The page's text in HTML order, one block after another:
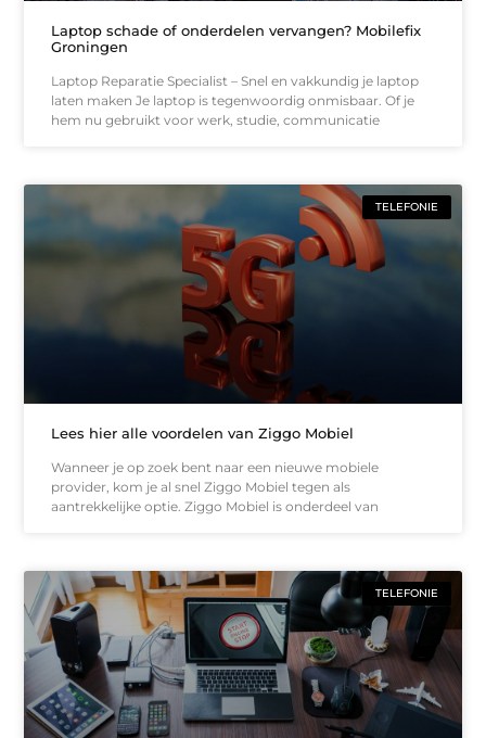
Laptop schade of onderdelen vervangen? Mobilefix
Groningen
Laptop Reparatie Specialist – Snel en vakkundig je laptop
laten maken Je laptop is tegenwoordig onmisbaar. Of je
hem nu gebruikt voor werk, studie, communicatie
TELEFONIE
Lees hier alle voordelen van Ziggo Mobiel
Wanneer je op zoek bent naar een nieuwe mobiele
provider, kom je al snel Ziggo Mobiel tegen als
aantrekkelijke optie. Ziggo Mobiel is onderdeel van
TELEFONIE